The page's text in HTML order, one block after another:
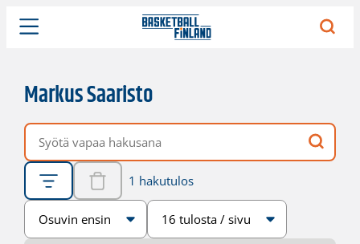
Markus Saaristo
Vapaa hakusana
1 hakutulos
Järjestys
Sivukoko